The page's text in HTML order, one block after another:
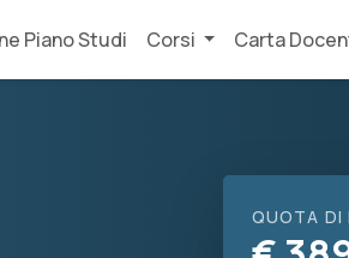
Piano Studi Corsi Carta
QUOTA DI